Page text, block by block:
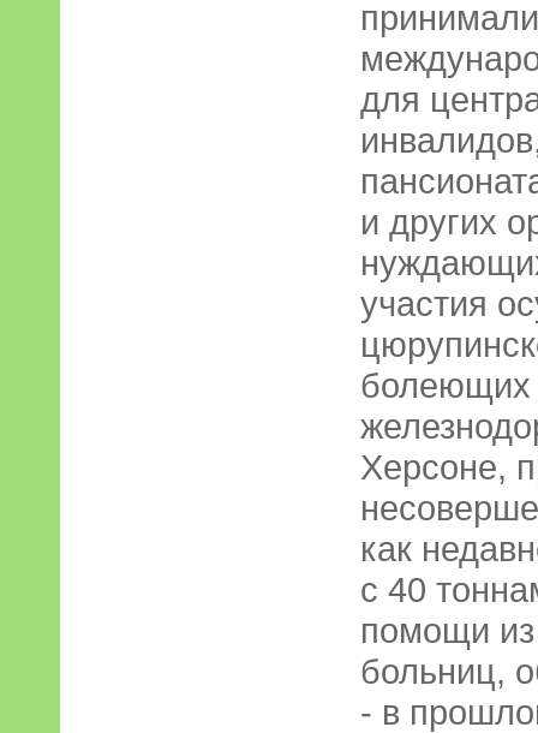
для
и других
участия
болеющих
Херсоне,
как
с 40
помощи из
больниц,
- в